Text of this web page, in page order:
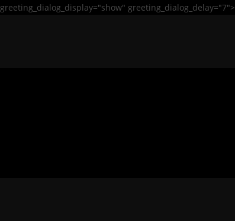
greeting_dialog_display="show" greeting_dialog_delay="7">